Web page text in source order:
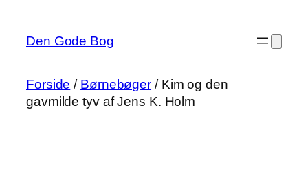
indhold
Den Gode Bog
Forside / Børnebøger / Kim og den
gavmilde tyv af Jens K. Holm